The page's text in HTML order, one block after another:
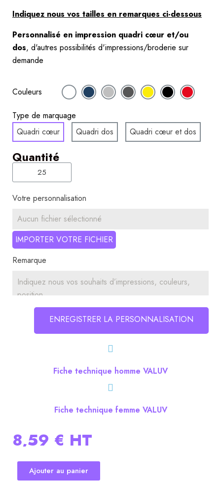
Indiquez nous vos tailles en remarques ci-dessous
Personnalisé en impression quadri cœur et/ou
dos, d'autres possibilités d'impressions/broderie sur
demande
Couleurs
Type de marquage
Quadri cœur
Quadri dos Quadri cœur et dos
Quantité
Votre personnalisation
Aucun fichier sélectionné
IMPORTER VOTRE FICHIER
Remarque
ENREGISTRER LA PERSONNALISATION
Fiche technique homme VALUV
Fiche technique femme VALUV
8,59 € HT
Ajouter au panier